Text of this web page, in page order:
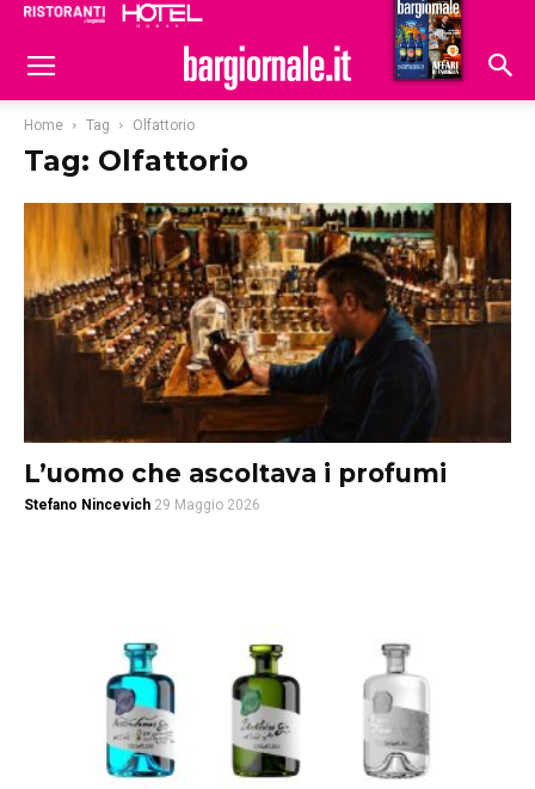
Hoteldomani
Home Tag Olfattorio
Tag: Olfattorio
L’uomo che ascoltava i profumi
Stefano Nincevich 29 Maggio 2026